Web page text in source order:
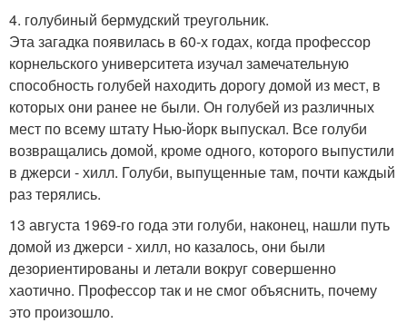
4. голубиный бермудский треугольник.
Эта загадка появилась в 60-х годах, когда профессор
корнельского университета изучал замечательную
способность голубей находить дорогу домой из мест, в
которых они ранее не были. Он голубей из различных
мест по всему штату Нью-йорк выпускал. Все голуби
возвращались домой, кроме одного, которого выпустили
в джерси - хилл. Голуби, выпущенные там, почти каждый
раз терялись.
13 августа 1969-го года эти голуби, наконец, нашли путь
домой из джерси - хилл, но казалось, они были
дезориентированы и летали вокруг совершенно
хаотично. Профессор так и не смог объяснить, почему
это произошло.